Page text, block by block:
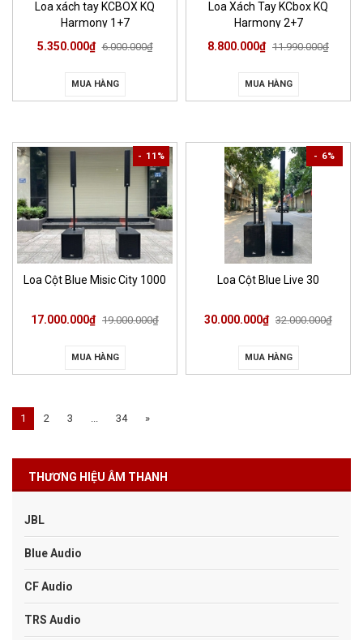
Loa xách tay KCBOX KQ
Harmony 1+7
5.350.000₫ 6.000.000₫
MUA HÀNG
Loa Xách Tay KCbox KQ
Harmony 2+7
8.800.000₫ 11.990.000₫
MUA HÀNG
- 11%
Loa Cột Blue Misic City 1000
17.000.000₫ 19.000.000₫
MUA HÀNG
- 6%
Loa Cột Blue Live 30
30.000.000₫ 32.000.000₫
MUA HÀNG
1 2 3 ... 34 »
THƯƠNG HIỆU ÂM THANH
JBL
Blue Audio
CF Audio
TRS Audio